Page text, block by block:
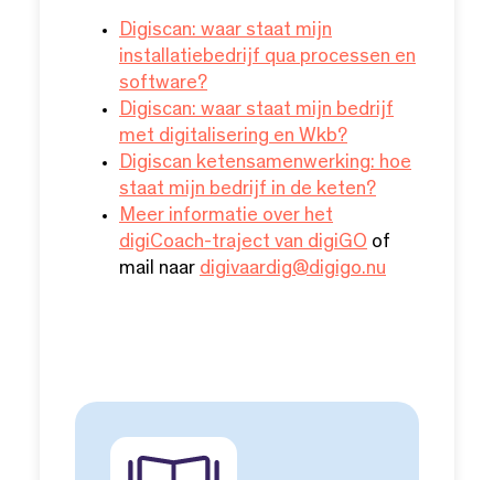
Digiscan: waar staat mijn
installatiebedrijf qua processen en
software?
Digiscan: waar staat mijn bedrijf
met digitalisering en Wkb?
Digiscan ketensamenwerking: hoe
staat mijn bedrijf in de keten?
Meer informatie over het
digiCoach-traject van digiGO of
mail naar digivaardig@digigo.nu